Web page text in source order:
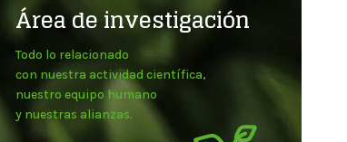
Área de investigación
Todo lo relacionado
con nuestra actividad científica,
nuestro equipo humano
y nuestras alianzas.